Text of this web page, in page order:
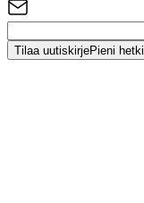
Tilaa uutiskirjePieni hetki